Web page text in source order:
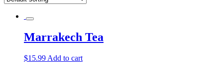
Marrakech Tea
$15.99 Add to cart